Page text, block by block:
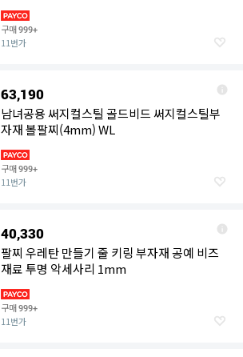
구매999+
11번가
63,190
남녀공용 써지컬스틸 골드비드 써지컬스틸부
자재 볼팔찌(4mm) WL
구매999+
11번가
40,330
팔찌 우레탄 만들기 줄 키링 부자재 공예 비즈
재료 투명 악세사리 1mm
구매999+
11번가